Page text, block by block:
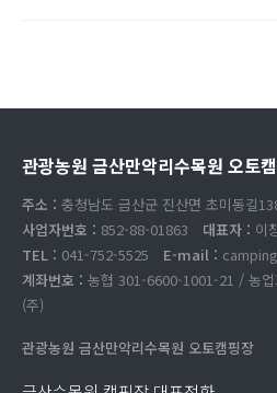
관광농원 금산만악리수목원 오토
주소 : 충청남도 금산군 진산면 초미동길
사업자번호 : 852-88-01863 대표자 : 이
TEL : 041-752-5525 E-mail :
계좌번호 : 농협 301-6600-1001-21 / 농업
(주)
관광농원 금산만악리수목원 오토캠핑장